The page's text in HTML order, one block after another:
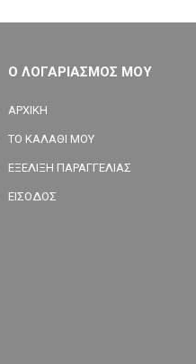
Ο ΛΟΓΑΡΙΑΣΜΟΣ ΜΟΥ
ΑΡΧΙΚΗ
ΤΟ ΚΑΛΑΘΙ ΜΟΥ
ΕΞΕΛΙΞΗ ΠΑΡΑΓΓΕΛΙΑΣ
ΕΙΣΟΔΟΣ